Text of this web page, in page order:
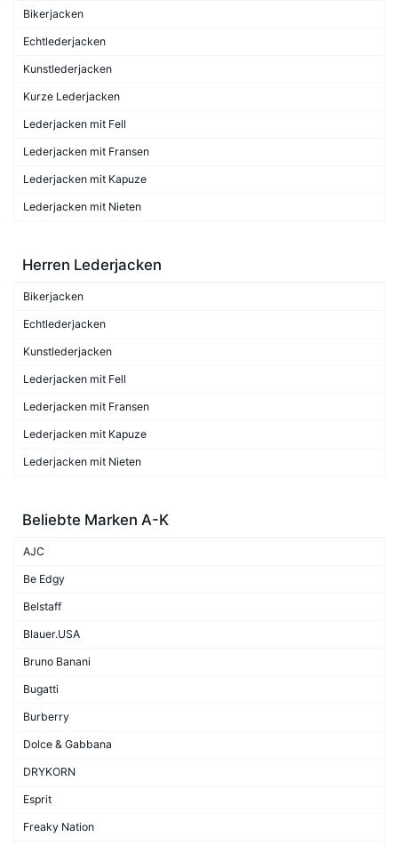
Bikerjacken
Echtlederjacken
Kunstlederjacken
Kurze Lederjacken
Lederjacken mit Fell
Lederjacken mit Fransen
Lederjacken mit Kapuze
Lederjacken mit Nieten
Herren Lederjacken
Bikerjacken
Echtlederjacken
Kunstlederjacken
Lederjacken mit Fell
Lederjacken mit Fransen
Lederjacken mit Kapuze
Lederjacken mit Nieten
Beliebte Marken A-K
AJC
Be Edgy
Belstaff
Blauer.USA
Bruno Banani
Bugatti
Burberry
Dolce & Gabbana
DRYKORN
Esprit
Freaky Nation